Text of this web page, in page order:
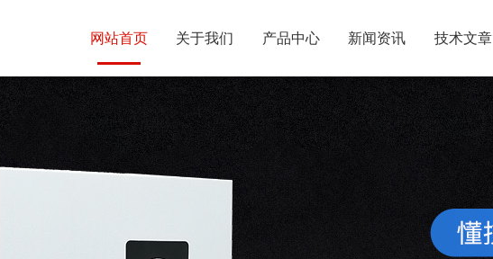
网站首页 关于我们 产品中心 新闻资讯 技术文章